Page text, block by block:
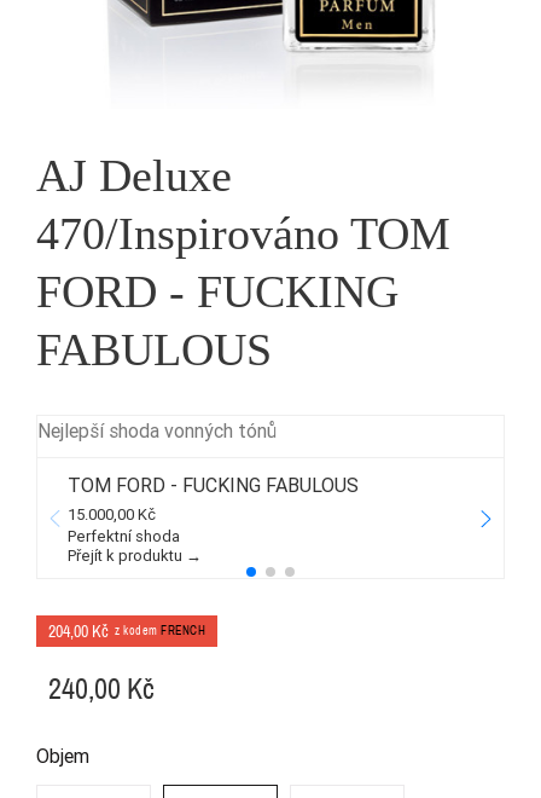
AJ Deluxe
470/Inspirováno TOM
FORD - FUCKING
FABULOUS
Nejlepší shoda vonných tónů
TOM FORD - FUCKING FABULOUS
15.000,00 Kč
Perfektní shoda
Přejít k produktu →
204,00 Kč z kodem FRENCH
240,00 Kč
Objem